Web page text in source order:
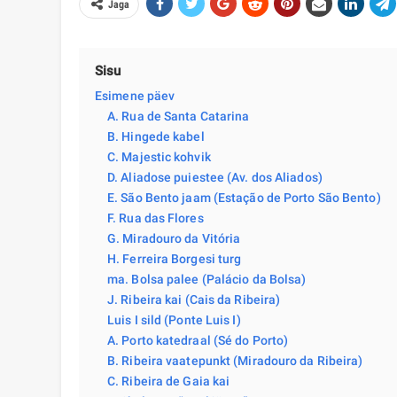
Jaga
Sisu
Esimene päev
A. Rua de Santa Catarina
B. Hingede kabel
C. Majestic kohvik
D. Aliadose puiestee (Av. dos Aliados)
E. São Bento jaam (Estação de Porto São Bento)
F. Rua das Flores
G. Miradouro da Vitória
H. Ferreira Borgesi turg
ma. Bolsa palee (Palácio da Bolsa)
J. Ribeira kai (Cais da Ribeira)
Luis I sild (Ponte Luis I)
A. Porto katedraal (Sé do Porto)
B. Ribeira vaatepunkt (Miradouro da Ribeira)
C. Ribeira de Gaia kai